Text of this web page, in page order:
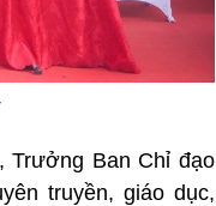
Trưởng Ban Chỉ đạo
truyền, giáo dục,